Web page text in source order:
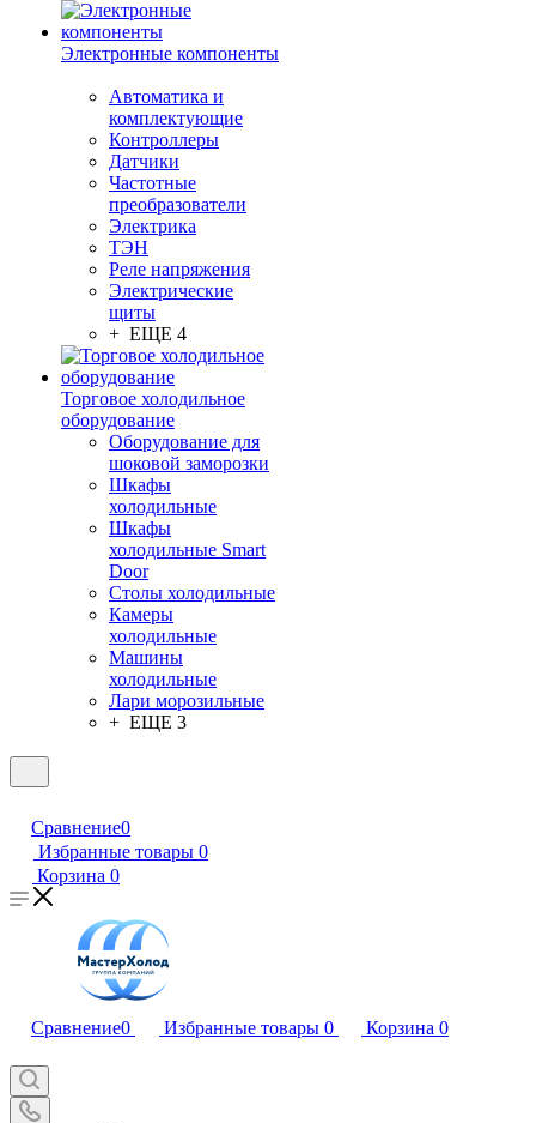
Электронные компоненты
Автоматика и
комплектующие
Контроллеры
Датчики
Частотные
преобразователи
Электрика
ТЭН
Реле напряжения
Электрические
щиты
+ ЕЩЕ 4
Торговое холодильное
оборудование
Оборудование для
шоковой заморозки
Шкафы
холодильные
Шкафы
холодильные Smart
Door
Столы холодильные
Камеры
холодильные
Машины
холодильные
Лари морозильные
+ ЕЩЕ 3
Сравнение0
Избранные товары 0
Корзина 0
Сравнение0 Избранные товары 0 Корзина 0